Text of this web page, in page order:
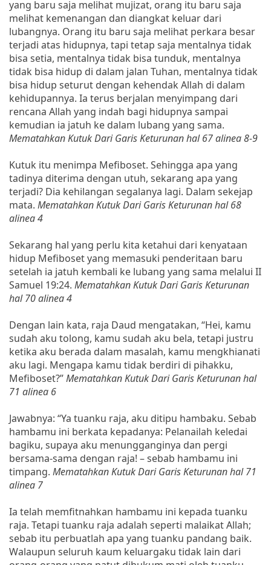
yang baru saja melihat mujizat, orang itu baru saja
melihat kemenangan dan diangkat keluar dari
lubangnya. Orang itu baru saja melihat perkara besar
terjadi atas hidupnya, tapi tetap saja mentalnya tidak
bisa setia, mentalnya tidak bisa tunduk, mentalnya
tidak bisa hidup di dalam jalan Tuhan, mentalnya tidak
bisa hidup seturut dengan kehendak Allah di dalam
kehidupannya. Ia terus berjalan menyimpang dari
rencana Allah yang indah bagi hidupnya sampai
kemudian ia jatuh ke dalam lubang yang sama.
Mematahkan Kutuk Dari Garis Keturunan hal 67 alinea 8-9
Kutuk itu menimpa Mefiboset. Sehingga apa yang
tadinya diterima dengan utuh, sekarang apa yang
terjadi? Dia kehilangan segalanya lagi. Dalam sekejap
mata. Mematahkan Kutuk Dari Garis Keturunan hal 68
alinea 4
Sekarang hal yang perlu kita ketahui dari kenyataan
hidup Mefiboset yang memasuki penderitaan baru
setelah ia jatuh kembali ke lubang yang sama melalui II
Samuel 19:24. Mematahkan Kutuk Dari Garis Keturunan
hal 70 alinea 4
Dengan lain kata, raja Daud mengatakan, “Hei, kamu
sudah aku tolong, kamu sudah aku bela, tetapi justru
ketika aku berada dalam masalah, kamu mengkhianati
aku lagi. Mengapa kamu tidak berdiri di pihakku,
Mefiboset?”Mematahkan Kutuk Dari Garis Keturunan hal
71 alinea 6
Jawabnya: “Ya tuanku raja, aku ditipu hambaku. Sebab
hambamu ini berkata kepadanya: Pelanailah keledai
bagiku, supaya aku menungganginya dan pergi
bersama-sama dengan raja! – sebab hambamu ini
timpang. Mematahkan Kutuk Dari Garis Keturunan hal 71
alinea 7
Ia telah memfitnahkan hambamu ini kepada tuanku
raja. Tetapi tuanku raja adalah seperti malaikat Allah;
sebab itu perbuatlah apa yang tuanku pandang baik.
Walaupun seluruh kaum keluargaku tidak lain dari